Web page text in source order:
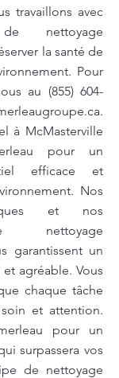
travaillons avec
nettoyage
la santé de
Pour
au (855) 604-
.
à McMasterville
pour un
efficace et
Nos
et nos
nettoyage
garantissent un
agréable. Vous
chaque tâche
et attention.
pour un
surpassera vos
de nettoyage